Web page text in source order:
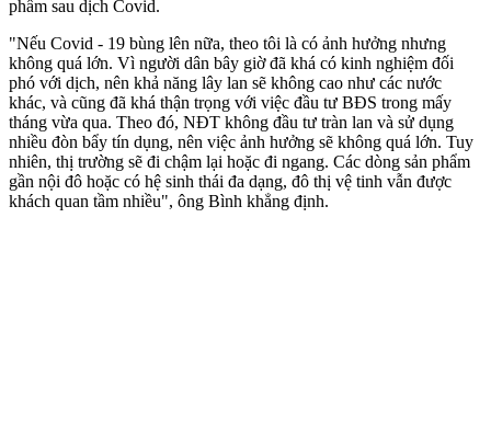
phẩm sau dịch Covid.
"Nếu Covid - 19 bùng lên nữa, theo tôi là có ảnh hưởng nhưng
không quá lớn. Vì người dân bây giờ đã khá có kinh nghiệm đối
phó với dịch, nên khả năng lây lan sẽ không cao như các nước
khác, và cũng đã khá thận trọng với việc đầu tư BĐS trong mấy
tháng vừa qua. Theo đó, NĐT không đầu tư tràn lan và sử dụng
nhiều đòn bẩy tín dụng, nên việc ảnh hưởng sẽ không quá lớn. Tuy
nhiên, thị trường sẽ đi chậm lại hoặc đi ngang. Các dòng sản phẩm
gần nội đô hoặc có hệ sinh thái đa dạng, đô thị vệ tinh vẫn được
khách quan tầm nhiều", ông Bình khẳng định.